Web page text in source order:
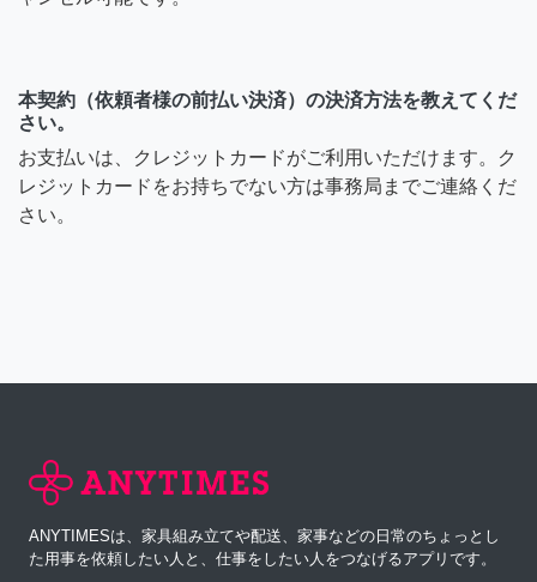
本契約（依頼者様の前払い決済）の決済方法を教えてくだ
さい。
お支払いは、クレジットカードがご利用いただけます。ク
レジットカードをお持ちでない方は事務局までご連絡くだ
さい。
ANYTIMESは、家具組み立てや配送、家事などの日常のちょっとし
た用事を依頼したい人と、仕事をしたい人をつなげるアプリです。